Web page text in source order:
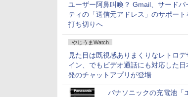
ユーザー阿鼻叫喚？ Gmail、サードパ
ティの「送信元アドレス」のサポート
打ち切りへ
やじうまWatch
見た目は既視感ありまくりなレトロデ
イン、でもビデオ通話にも対応した日
発のチャットアプリが登場
パナソニックの充電池「